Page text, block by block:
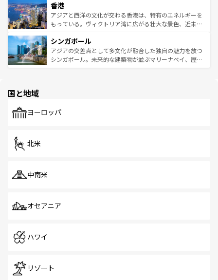
とつ。フォーやバインミー、ベトナムコーヒーなどは、ぜ
ひ現地で味わいたい。どの地域を訪れてもあたたかい人々
が旅行者を迎えてくれるので、きっと忘れられない旅にな
参照してほしい。
の活気が交差している。北部ではチェンマイなどの山岳地
帯で自然と触れ合い、南部ではプーケットやクラビの美し
いビーチでリゾート気分を楽しむことができる。タイ料理
激する。気候は一年中温暖で、どの季節にも異なる楽しみ
が待っている。親しみやすいタイの人々、仏教を中心とし
た文化、そして多様な観光資源が、訪れる旅人を魅了し続
香港
アジアと西洋の文化が交わる香港は、特有のエネルギーを
もっている。ヴィクトリア湾に広がる壮大な景色、近未来
み、どこを訪れても感動するはず。観光スポットが密集し
ており、効率よく見どころを回れるのも魅力。息をのむよ
うな絶景から文化的な体験まで、香港を存分に楽しみ尽く
シンガポール
アジアの交差点として多文化が融合した独自の魅力を放つ
シンガポール。未来的な建築物が並ぶマリーナベイ、歴史
で、ホーカーズは地元の風情を楽しめる外せないスポット
国と地域
ヨーロッパ
北米
中南米
オセアニア
ハワイ
リゾート